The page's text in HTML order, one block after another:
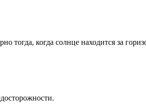
тогда, когда солнце находится за